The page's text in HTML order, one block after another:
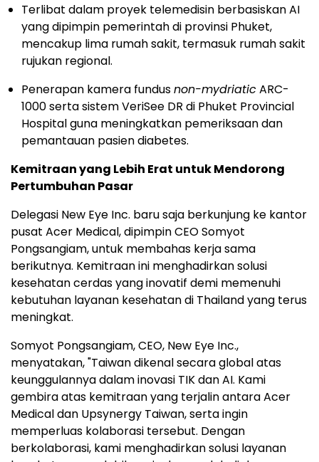
Terlibat dalam proyek telemedisin berbasiskan AI
yang dipimpin pemerintah di provinsi Phuket,
mencakup lima rumah sakit, termasuk rumah sakit
rujukan regional.
Penerapan kamera fundusnon-mydriaticARC-
1000 serta sistem VeriSee DR di Phuket Provincial
Hospital guna meningkatkan pemeriksaan dan
pemantauan pasien diabetes.
Kemitraan yang Lebih Erat untuk Mendorong
Pertumbuhan Pasar
Delegasi New Eye Inc. baru saja berkunjung ke kantor
pusat Acer Medical, dipimpin CEO Somyot
Pongsangiam, untuk membahas kerja sama
berikutnya. Kemitraan ini menghadirkan solusi
kesehatan cerdas yang inovatif demi memenuhi
kebutuhan layanan kesehatan di Thailand yang terus
meningkat.
Somyot Pongsangiam, CEO, New Eye Inc.,
menyatakan, "Taiwan dikenal secara global atas
keunggulannya dalam inovasi TIK dan AI. Kami
gembira atas kemitraan yang terjalin antara Acer
Medical dan Upsynergy Taiwan, serta ingin
memperluas kolaborasi tersebut. Dengan
berkolaborasi, kami menghadirkan solusi layanan